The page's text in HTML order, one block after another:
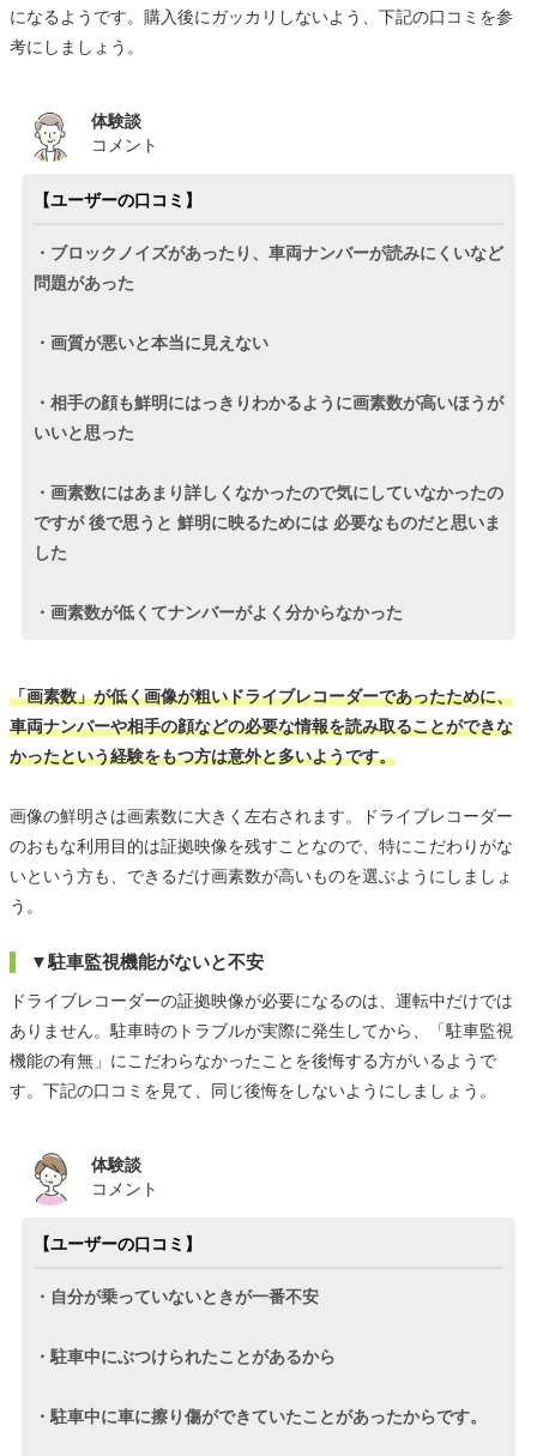
になるようです。購入後にガッカリしないよう、下記の口コミを参
考にしましょう。
体験談
コメント
【ユーザーの口コミ】
・ブロックノイズがあったり、車両ナンバーが読みにくいなど
問題があった
・画質が悪いと本当に見えない
・相手の顔も鮮明にはっきりわかるように画素数が高いほうが
いいと思った
・画素数にはあまり詳しくなかったので気にしていなかったの
ですが 後で思うと 鮮明に映るためには 必要なものだと思いま
した
・画素数が低くてナンバーがよく分からなかった
「画素数」が低く画像が粗いドライブレコーダーであったために、
車両ナンバーや相手の顔などの必要な情報を読み取ることができな
かったという経験をもつ方は意外と多いようです。
画像の鮮明さは画素数に大きく左右されます。ドライブレコーダー
のおもな利用目的は証拠映像を残すことなので、特にこだわりがな
いという方も、できるだけ画素数が高いものを選ぶようにしましょ
う。
▼駐車監視機能がないと不安
ドライブレコーダーの証拠映像が必要になるのは、運転中だけでは
ありません。駐車時のトラブルが実際に発生してから、「駐車監視
機能の有無」にこだわらなかったことを後悔する方がいるようで
す。下記の口コミを見て、同じ後悔をしないようにしましょう。
体験談
コメント
【ユーザーの口コミ】
・自分が乗っていないときが一番不安
・駐車中にぶつけられたことがあるから
・駐車中に車に擦り傷ができていたことがあったからです。